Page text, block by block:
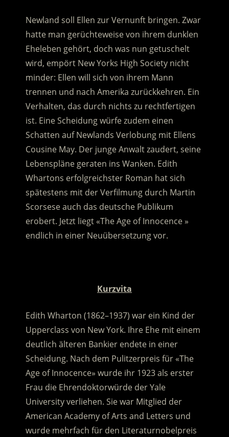
Newland soll Ellen zur Vernunft bringen. Zwar
hatte man gerüchteweise von ihrem dunklen
Eheleben gehört, doch was nun getuschelt
wird, empört New Yorks High Society nicht
minder: Ellen will sich von ihrem Mann
trennen und nach Amerika zurückkehren. Ein
Verhalten, das durch nichts zu rechtfertigen
ist. Eine Scheidung würfe zudem einen
Schatten auf Newlands Verlobung mit Ellens
Cousine May. Der junge Anwalt zaudert, seine
Lebenspläne geraten ins Wanken. Edith
Whartons erfolgreichster Roman hat sich
spätestens mit der Verfilmung durch Martin
Scorsese auch das deutsche Publikum
erobert. Jetzt liegt «The Age of Innocence »
endlich in einer Neuübersetzung vor.
Kurzvita
Edith Wharton (1862–1937) war ein Kind der
Upperclass von New York. Ihre Ehe mit einem
deutlich älteren Bankier endete in einer
Scheidung. Nach dem Pulitzerpreis für «The
Age of Innocence» wurde ihr 1923 als erster
Frau die Ehrendoktorwürde der Yale
University verliehen. Sie war Mitglied der
American Academy of Arts and Letters und
wurde mehrfach für den Literaturnobelpreis